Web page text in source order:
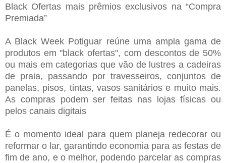
Black Ofertas mais prêmios exclusivos na “Compra
Premiada”
A Black Week Potiguar reúne uma ampla gama de
produtos em "black ofertas", com descontos de 50%
ou mais em categorias que vão de lustres a cadeiras
de praia, passando por travesseiros, conjuntos de
panelas, pisos, tintas, vasos sanitários e muito mais.
As compras podem ser feitas nas lojas físicas ou
pelos canais digitais
É o momento ideal para quem planeja redecorar ou
reformar o lar, garantindo economia para as festas de
fim de ano, e o melhor, podendo parcelar as compras